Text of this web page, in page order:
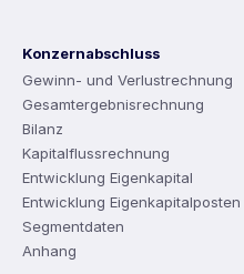
Konzernabschluss
Gewinn- und Verlustrechnung
Gesamtergebnisrechnung
Bilanz
Kapitalflussrechnung
Entwicklung Eigenkapital
Entwicklung Eigenkapitalposten
Segmentdaten
Anhang